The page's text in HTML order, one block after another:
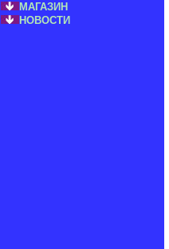
МАГАЗИН
НОВОСТИ